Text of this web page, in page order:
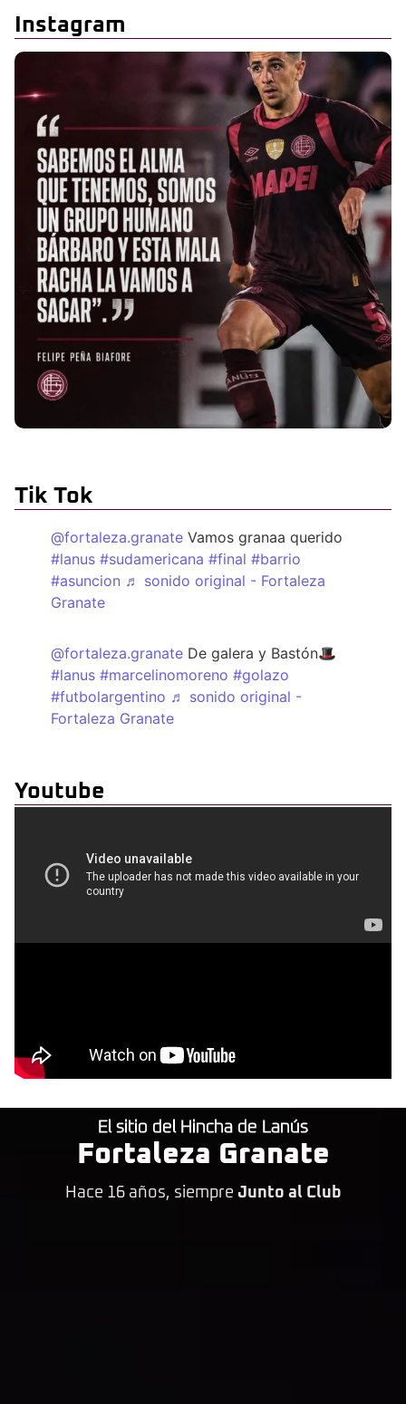
Instagram
Tik Tok
@fortaleza.granate Vamos granaa querido
#lanus #sudamericana #final #barrio
#asuncion ♬ sonido original - Fortaleza
Granate
@fortaleza.granate De galera y Bastón🎩
#lanus #marcelinomoreno #golazo
#futbolargentino ♬ sonido original -
Fortaleza Granate
Youtube
El sitio del Hincha de Lanús
Fortaleza Granate
Hace 16 años, siempre Junto al Club